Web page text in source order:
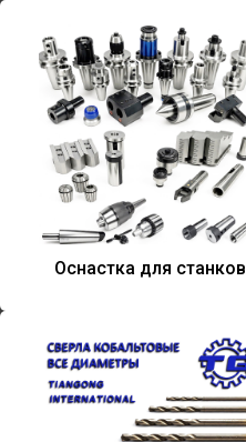
Оснастка для станков